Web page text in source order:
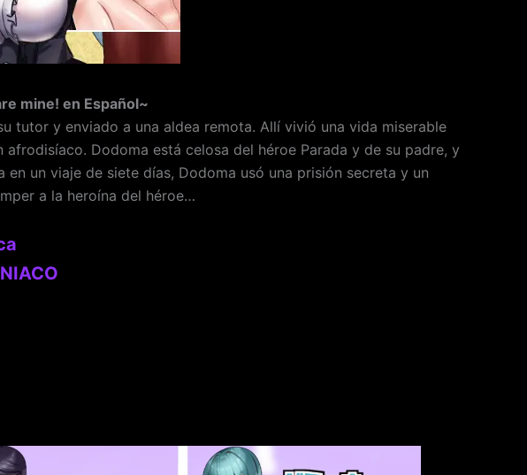
mine! en Español~
tutor y enviado a una aldea remota. Allí vivió una vida miserable
Dodoma está celosa del héroe Parada y de su padre, y
un viaje de siete días, Dodoma usó una prisión secreta y un
a la heroína del héroe…